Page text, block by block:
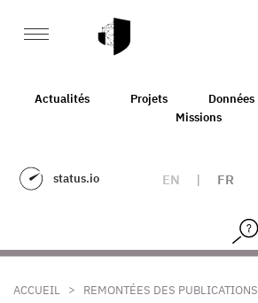
Actualités Projets Données
Missions
status.io EN | FR
ACCUEIL > REMONTÉES DES PUBLICATIONS